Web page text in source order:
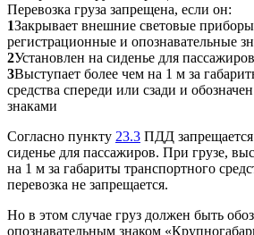
Перевозка груза запрещена, если он:
1Закрывает внешние световые
регистрационные и опознавательные
2Установлен на сиденье для пассажиров
3Выступает более чем на 1 м за
средства спереди или сзади и
знаками
Согласно пункту 23.3 ПДД запрещается
сиденье для пассажиров. При грузе,
на 1 м за габариты транспортного
перевозка не запрещается.
Но в этом случае груз должен быть
опознавательным знаком